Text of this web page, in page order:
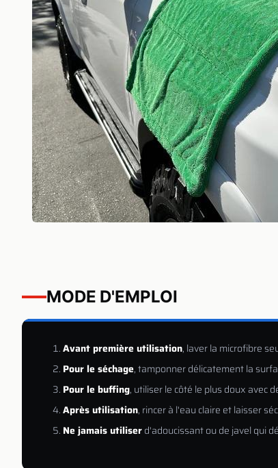
MODE D'EMPLOI
Avant première utilisation, laver la microfibre
Pour le séchage, tamponner délicatement la
Pour le buffing, utiliser le côté le plus doux avec
Après utilisation, rincer à l'eau claire et laisser
Ne jamais utiliserd'adoucissant ou de javel qui